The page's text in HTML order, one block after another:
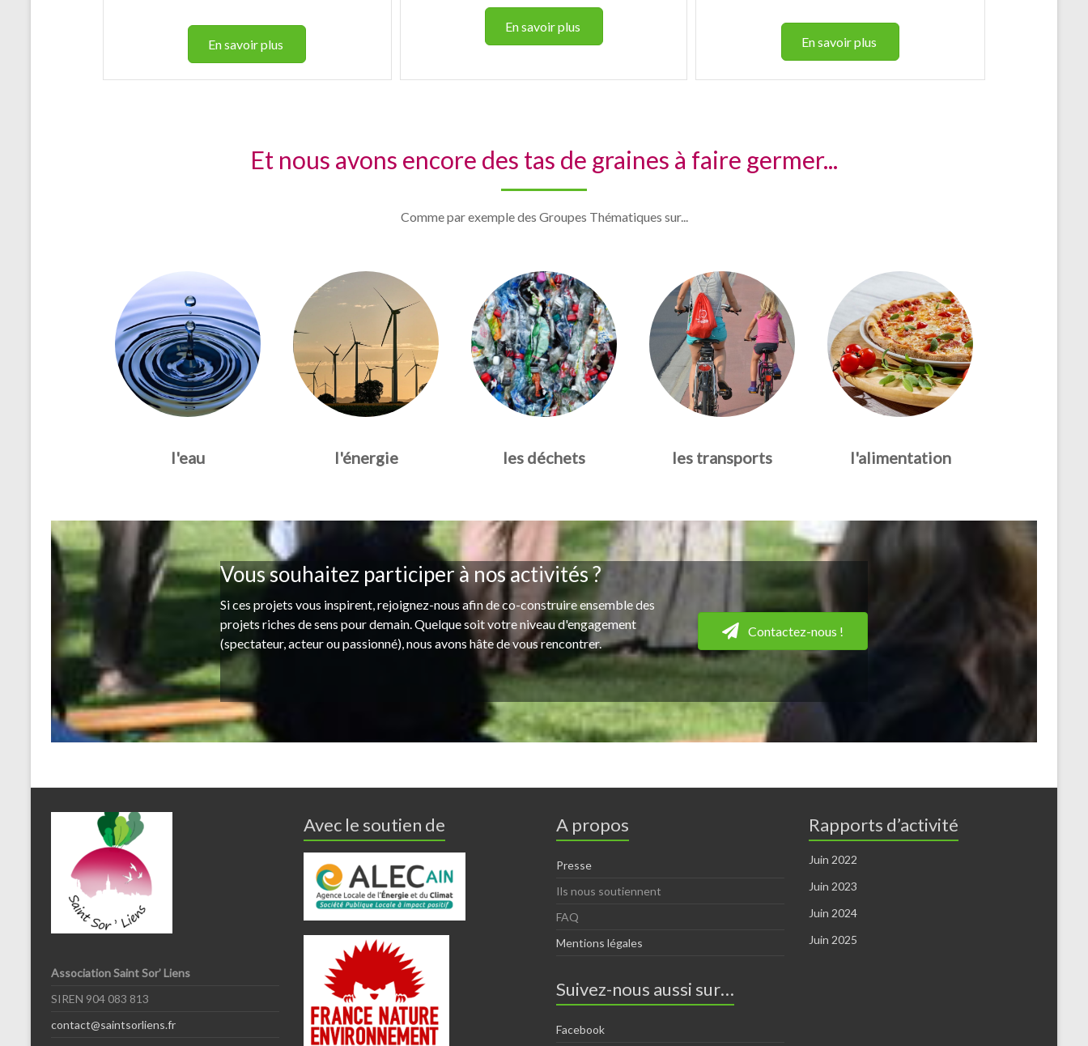
En savoir plus
En savoir plus
En savoir plus
Et nous avons encore des tas de graines à faire germer...
Comme par exemple des Groupes Thématiques sur...
l'eau l'énergie les déchets les transports l'alimentation
Vous souhaitez participer à nos activités ?
Si ces projets vous inspirent, rejoignez-nous afin de co-construire ensemble des
projets riches de sens pour demain. Quelque soit votre niveau d'engagement
(spectateur, acteur ou passionné), nous avons hâte de vous rencontrer.
Contactez-nous !
Association Saint Sor’ Liens
SIREN 904 083 813
contact@saintsorliens.fr
Avec le soutien de A propos
Presse
Ils nous soutiennent
FAQ
Mentions légales
Suivez-nous aussi sur…
Facebook
Rapports d’activité
Juin 2022
Juin 2023
Juin 2024
Juin 2025